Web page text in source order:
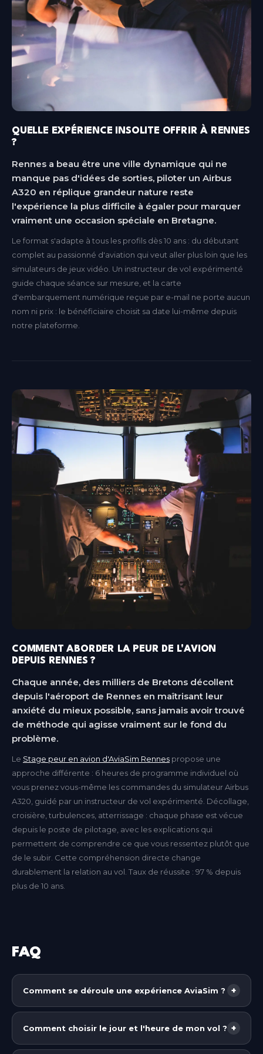
QUELLE EXPÉRIENCE INSOLITE OFFRIR À RENNES
?
Rennes a beau être une ville dynamique qui ne
manque pas d'idées de sorties, piloter un Airbus
A320 en réplique grandeur nature reste
l'expérience la plus difficile à égaler pour marquer
vraiment une occasion spéciale en Bretagne.
Le format s'adapte à tous les profils dès 10 ans : du débutant
complet au passionné d'aviation qui veut aller plus loin que les
simulateurs de jeux vidéo. Un instructeur de vol expérimenté
guide chaque séance sur mesure, et la carte
d'embarquement numérique reçue par e-mail ne porte aucun
nom ni prix : le bénéficiaire choisit sa date lui-même depuis
notre plateforme.
COMMENT ABORDER LA PEUR DE L'AVION
DEPUIS RENNES ?
Chaque année, des milliers de Bretons décollent
depuis l'aéroport de Rennes en maîtrisant leur
anxiété du mieux possible, sans jamais avoir trouvé
de méthode qui agisse vraiment sur le fond du
problème.
Le Stage peur en avion d'AviaSim Rennes propose une
approche différente : 6 heures de programme individuel où
vous prenez vous-même les commandes du simulateur Airbus
A320, guidé par un instructeur de vol expérimenté. Décollage,
croisière, turbulences, atterrissage : chaque phase est vécue
depuis le poste de pilotage, avec les explications qui
permettent de comprendre ce que vous ressentez plutôt que
de le subir. Cette compréhension directe change
durablement la relation au vol. Taux de réussite : 97 % depuis
plus de 10 ans.
FAQ
Comment se déroule une expérience AviaSim ? +
Chez AviaSim, vous prenez place dans un cockpit
grandeur nature, réplique exacte de l'appareil que
Comment choisir le jour et l'heure de mon vol ? +
Chez AviaSim, vous n'avez pas besoin de fixer une